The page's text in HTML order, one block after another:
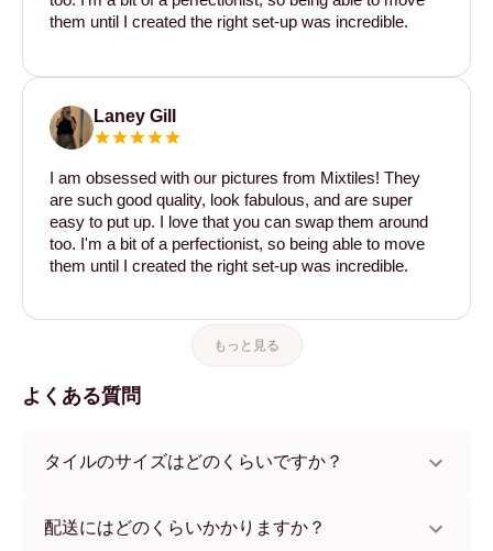
them until I created the right set-up was incredible.
Laney Gill
I am obsessed with our pictures from Mixtiles! They
are such good quality, look fabulous, and are super
easy to put up. I love that you can swap them around
too. I'm a bit of a perfectionist, so being able to move
them until I created the right set-up was incredible.
もっと見る
よくある質問
タイルのサイズはどのくらいですか？
フレームカラーからお選びいただけます。
配送にはどのくらいかかりますか？